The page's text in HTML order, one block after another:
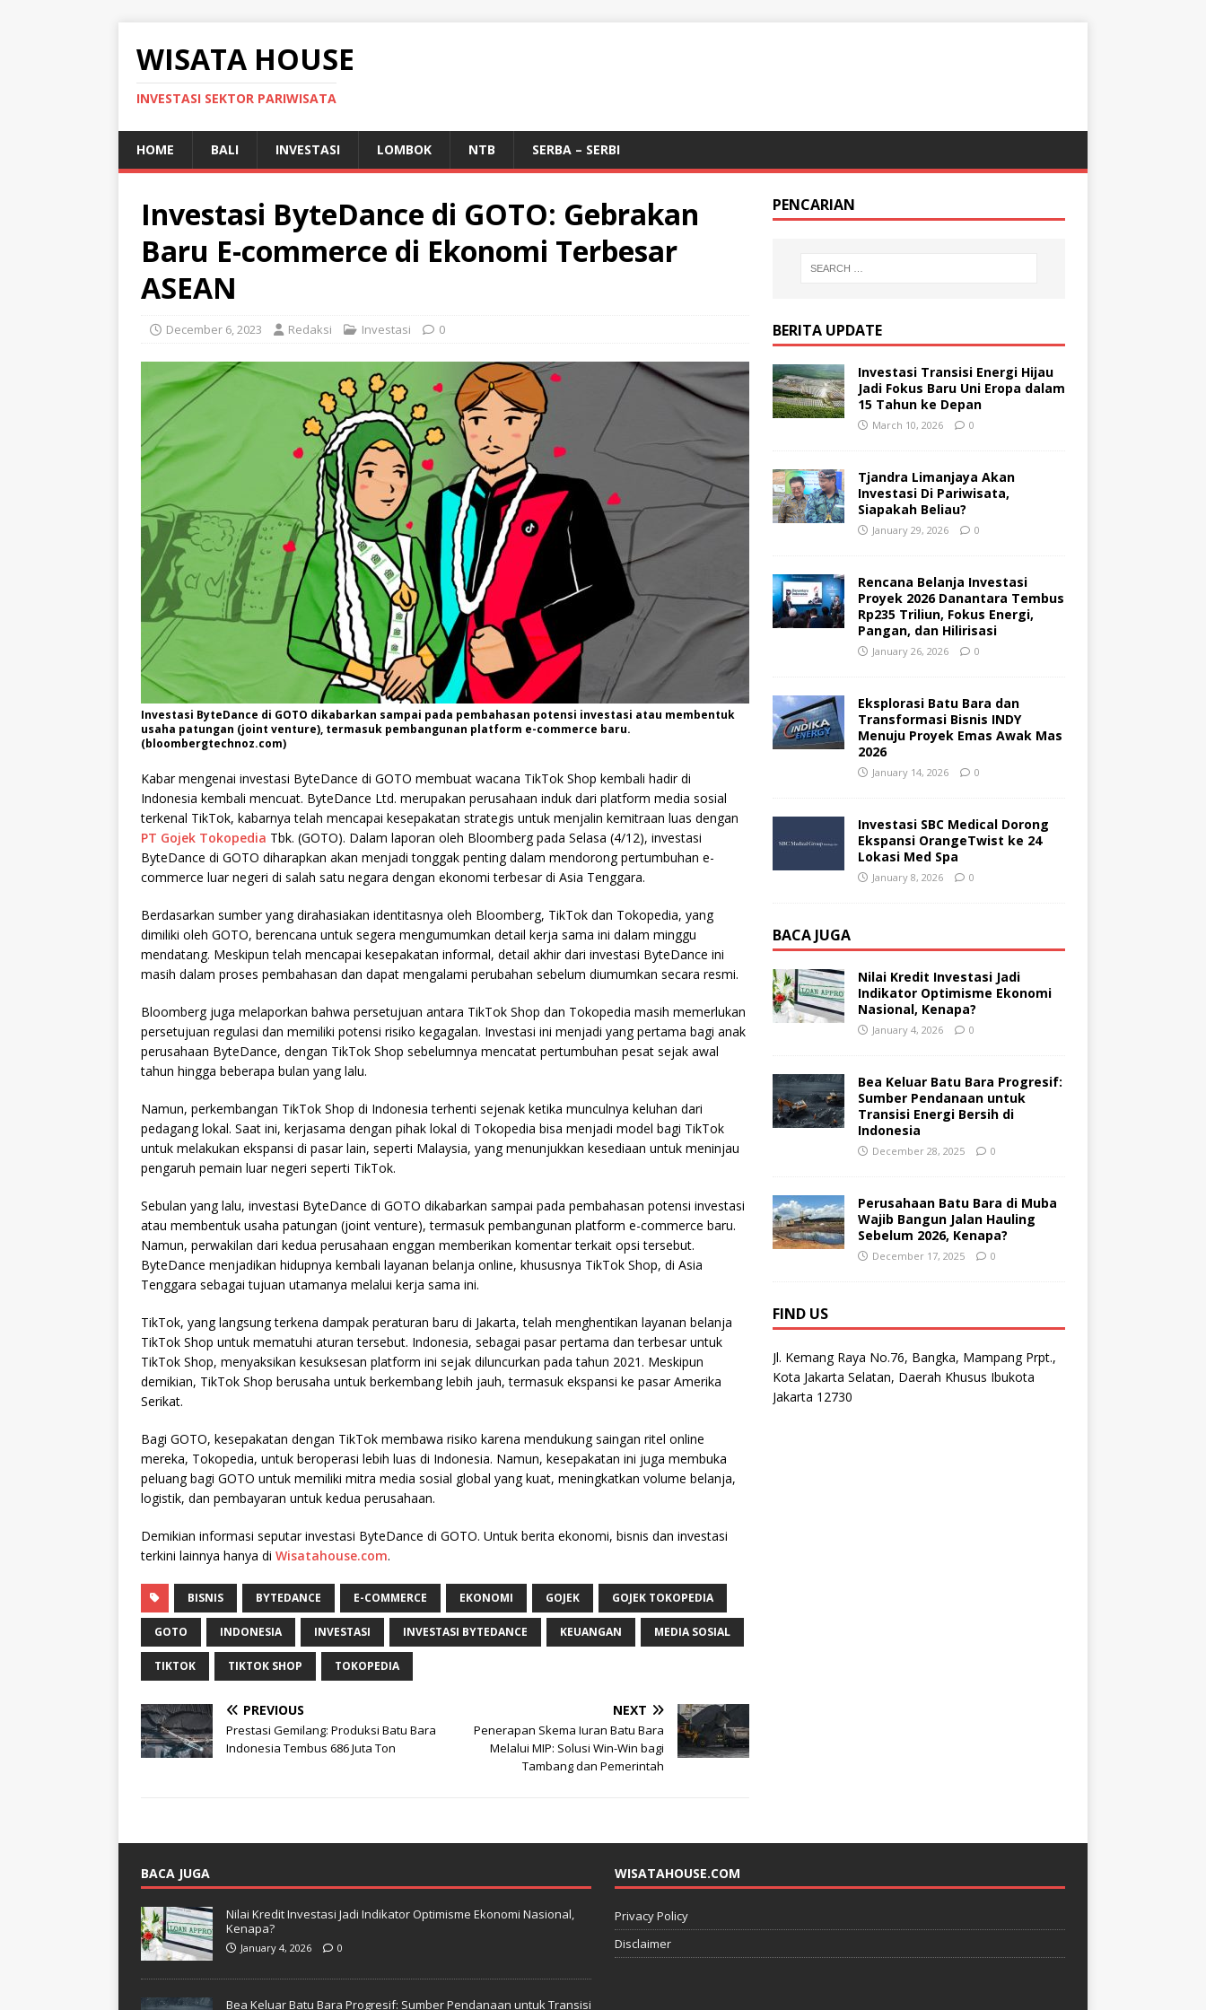
WISATA HOUSE
INVESTASI SEKTOR PARIWISATA
HOME BALI INVESTASI LOMBOK NTB SERBA – SERBI
Investasi ByteDance di GOTO: Gebrakan
Baru E-commerce di Ekonomi Terbesar
ASEAN
December 6, 2023 Redaksi Investasi 0
Investasi ByteDance di GOTO dikabarkan sampai pada pembahasan potensi investasi atau membentuk
usaha patungan (joint venture), termasuk pembangunan platform e-commerce baru.
(bloombergtechnoz.com)
Kabar mengenai investasi ByteDance di GOTO membuat wacana TikTok Shop kembali hadir di
Indonesia kembali mencuat. ByteDance Ltd. merupakan perusahaan induk dari platform media sosial
terkenal TikTok, kabarnya telah mencapai kesepakatan strategis untuk menjalin kemitraan luas dengan
PT Gojek Tokopedia Tbk. (GOTO). Dalam laporan oleh Bloomberg pada Selasa (4/12), investasi
ByteDance di GOTO diharapkan akan menjadi tonggak penting dalam mendorong pertumbuhan e-
commerce luar negeri di salah satu negara dengan ekonomi terbesar di Asia Tenggara.
Berdasarkan sumber yang dirahasiakan identitasnya oleh Bloomberg, TikTok dan Tokopedia, yang
dimiliki oleh GOTO, berencana untuk segera mengumumkan detail kerja sama ini dalam minggu
mendatang. Meskipun telah mencapai kesepakatan informal, detail akhir dari investasi ByteDance ini
masih dalam proses pembahasan dan dapat mengalami perubahan sebelum diumumkan secara resmi.
Bloomberg juga melaporkan bahwa persetujuan antara TikTok Shop dan Tokopedia masih memerlukan
persetujuan regulasi dan memiliki potensi risiko kegagalan. Investasi ini menjadi yang pertama bagi anak
perusahaan ByteDance, dengan TikTok Shop sebelumnya mencatat pertumbuhan pesat sejak awal
tahun hingga beberapa bulan yang lalu.
Namun, perkembangan TikTok Shop di Indonesia terhenti sejenak ketika munculnya keluhan dari
pedagang lokal. Saat ini, kerjasama dengan pihak lokal di Tokopedia bisa menjadi model bagi TikTok
untuk melakukan ekspansi di pasar lain, seperti Malaysia, yang menunjukkan kesediaan untuk meninjau
pengaruh pemain luar negeri seperti TikTok.
Sebulan yang lalu, investasi ByteDance di GOTO dikabarkan sampai pada pembahasan potensi investasi
atau membentuk usaha patungan (joint venture), termasuk pembangunan platform e-commerce baru.
Namun, perwakilan dari kedua perusahaan enggan memberikan komentar terkait opsi tersebut.
ByteDance menjadikan hidupnya kembali layanan belanja online, khususnya TikTok Shop, di Asia
Tenggara sebagai tujuan utamanya melalui kerja sama ini.
TikTok, yang langsung terkena dampak peraturan baru di Jakarta, telah menghentikan layanan belanja
TikTok Shop untuk mematuhi aturan tersebut. Indonesia, sebagai pasar pertama dan terbesar untuk
TikTok Shop, menyaksikan kesuksesan platform ini sejak diluncurkan pada tahun 2021. Meskipun
demikian, TikTok Shop berusaha untuk berkembang lebih jauh, termasuk ekspansi ke pasar Amerika
Serikat.
Bagi GOTO, kesepakatan dengan TikTok membawa risiko karena mendukung saingan ritel online
mereka, Tokopedia, untuk beroperasi lebih luas di Indonesia. Namun, kesepakatan ini juga membuka
peluang bagi GOTO untuk memiliki mitra media sosial global yang kuat, meningkatkan volume belanja,
logistik, dan pembayaran untuk kedua perusahaan.
Demikian informasi seputar investasi ByteDance di GOTO. Untuk berita ekonomi, bisnis dan investasi
terkini lainnya hanya di Wisatahouse.com.
BISNIS BYTEDANCE E-COMMERCE EKONOMI GOJEK GOJEK TOKOPEDIA
GOTO INDONESIA INVESTASI INVESTASI BYTEDANCE KEUANGAN MEDIA SOSIAL
TIKTOK TIKTOK SHOP TOKOPEDIA
PREVIOUS
Prestasi Gemilang: Produksi Batu Bara
Indonesia Tembus 686 Juta Ton
NEXT
Penerapan Skema Iuran Batu Bara
Melalui MIP: Solusi Win-Win bagi
Tambang dan Pemerintah
PENCARIAN
BERITA UPDATE
Investasi Transisi Energi Hijau
Jadi Fokus Baru Uni Eropa dalam
15 Tahun ke Depan
March 10, 2026 0
Tjandra Limanjaya Akan
Investasi Di Pariwisata,
Siapakah Beliau?
January 29, 2026 0
Rencana Belanja Investasi
Proyek 2026 Danantara Tembus
Rp235 Triliun, Fokus Energi,
Pangan, dan Hilirisasi
January 26, 2026 0
Eksplorasi Batu Bara dan
Transformasi Bisnis INDY
Menuju Proyek Emas Awak Mas
2026
January 14, 2026 0
Investasi SBC Medical Dorong
Ekspansi OrangeTwist ke 24
Lokasi Med Spa
January 8, 2026 0
BACA JUGA
Nilai Kredit Investasi Jadi
Indikator Optimisme Ekonomi
Nasional, Kenapa?
January 4, 2026 0
Bea Keluar Batu Bara Progresif:
Sumber Pendanaan untuk
Transisi Energi Bersih di
Indonesia
December 28, 2025 0
Perusahaan Batu Bara di Muba
Wajib Bangun Jalan Hauling
Sebelum 2026, Kenapa?
December 17, 2025 0
FIND US
Jl. Kemang Raya No.76, Bangka, Mampang Prpt.,
Kota Jakarta Selatan, Daerah Khusus Ibukota
Jakarta 12730
BACA JUGA
Nilai Kredit Investasi Jadi Indikator Optimisme Ekonomi Nasional,
Kenapa?
January 4, 2026 0
Bea Keluar Batu Bara Progresif: Sumber Pendanaan untuk Transisi
WISATAHOUSE.COM
Privacy Policy
Disclaimer